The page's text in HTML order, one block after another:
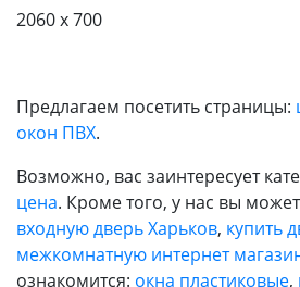
2060 x 700
Предлагаем посетить страницы:
окон ПВХ.
Возможно, вас заинтересует
цена. Кроме того, у нас вы
входную дверь Харьков, купить
межкомнатную интернет
ознакомится: окна пластиковые,